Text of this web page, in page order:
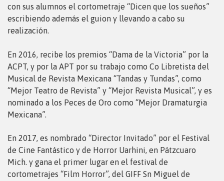
con sus alumnos el cortometraje “Dicen que los sueños”
escribiendo además el guion y llevando a cabo su
realización.
En 2016, recibe los premios “Dama de la Victoria” por la
ACPT, y por la APT por su trabajo como Co Libretista del
Musical de Revista Mexicana “Tandas y Tundas”, como
“Mejor Teatro de Revista” y “Mejor Revista Musical”, y es
nominado a los Peces de Oro como “Mejor Dramaturgia
Mexicana”.
En 2017, es nombrado “Director Invitado” por el Festival
de Cine Fantástico y de Horror Uarhini, en Pátzcuaro
Mich. y gana el primer lugar en el festival de
cortometrajes “Film Horror”, del GIFF Sn Miguel de